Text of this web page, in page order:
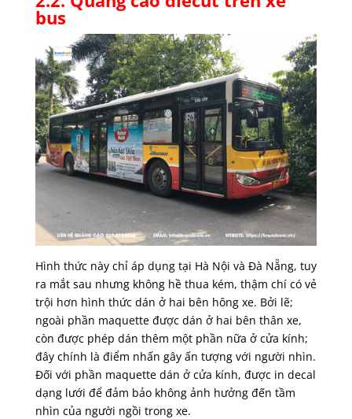
bus
Hình thức này chỉ áp dụng tại Hà Nội và Đà Nẵng, tuy
ra mắt sau nhưng không hề thua kém, thậm chí có vẻ
trội hơn hình thức dán ở hai bên hông xe. Bởi lẽ;
ngoài phần maquette được dán ở hai bên thân xe,
còn được phép dán thêm một phần nữa ở cửa kính;
đây chính là điểm nhấn gây ấn tượng với người nhìn.
Đối với phần maquette dán ở cửa kính, được in decal
dạng lưới để đảm bảo không ảnh hưởng đến tầm
nhìn của người ngồi trong xe.